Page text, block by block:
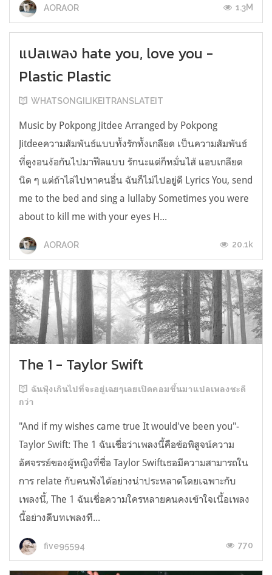
AORAOR 1.3M
แปลเพลง hate you, love you -
Plastic Plastic
WHATSONGILIKEITRANSLATEIT
Music by Pokpong Jitdee Arranged by Pokpong
Jitdeeความสัมพันธ์แบบทั้งรักทั้งเกลียด เป็นความสัมพันธ์
ที่ดูงอนง้อกันไปมาฟีลแบบ รักนะแต่ก็หมั่นไส้ แอบเกลียด
นิด ๆ แต่ถ้าไล่ไปหาคนอื่น ฉันก็ไม่ไปอยู่ดี Lyrics You, send
me to the bed and sing a lullaby Sometimes you were
about to kill me with your eyes H...
AORAOR 20.1k
The 1 - Taylor Swift
ฉันฟุ้งเกินไปที่จะอยู่เฉยๆเลยเปิดคอมขึ้นมาแปลเพลงซะดี
กว่า
"And if my wishes came true It would've been you"-
Taylor Swift: The 1 ฉันเชื่อว่าเพลงนี้คือข้อพิสูจน์ความ
อัศจรรย์ของผู้หญิงที่ชื่อ Taylor Swiftเธอมีความสามารถใน
การ relate กับคนฟังได้อย่างน่าประหลาดโดยเฉพาะกับ
เพลงนี้, The 1 ฉันเชื่อความใครหลายคนคงเข้าใจเนื้อเพลง
นี้อย่างดีบทเพลงที...
five95594 770